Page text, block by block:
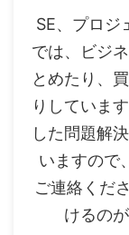
SE、プロジ
では、ビジ
とめたり、
りしていま
した問題解
いますので
ご連絡くだ
けるの